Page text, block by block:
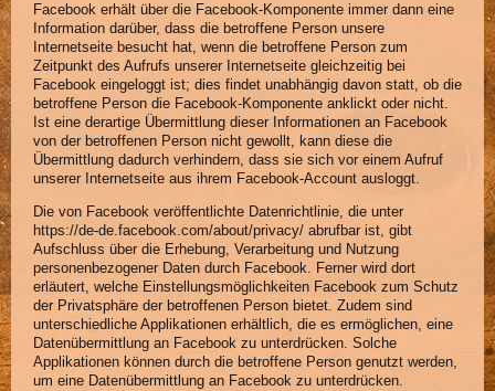
Facebook erhält über die Facebook-Komponente immer dann eine
Information darüber, dass die betroffene Person unsere
Internetseite besucht hat, wenn die betroffene Person zum
Zeitpunkt des Aufrufs unserer Internetseite gleichzeitig bei
Facebook eingeloggt ist; dies findet unabhängig davon statt, ob die
betroffene Person die Facebook-Komponente anklickt oder nicht.
Ist eine derartige Übermittlung dieser Informationen an Facebook
von der betroffenen Person nicht gewollt, kann diese die
Übermittlung dadurch verhindern, dass sie sich vor einem Aufruf
unserer Internetseite aus ihrem Facebook-Account ausloggt.
Die von Facebook veröffentlichte Datenrichtlinie, die unter
https://de-de.facebook.com/about/privacy/ abrufbar ist, gibt
Aufschluss über die Erhebung, Verarbeitung und Nutzung
personenbezogener Daten durch Facebook. Ferner wird dort
erläutert, welche Einstellungsmöglichkeiten Facebook zum Schutz
der Privatsphäre der betroffenen Person bietet. Zudem sind
unterschiedliche Applikationen erhältlich, die es ermöglichen, eine
Datenübermittlung an Facebook zu unterdrücken. Solche
Applikationen können durch die betroffene Person genutzt werden,
um eine Datenübermittlung an Facebook zu unterdrücken.